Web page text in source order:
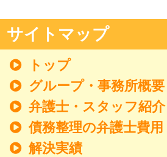
サイトマップ
トップ
グループ・事務所概要
弁護士・スタッフ紹介
債務整理の弁護士費用
解決実績